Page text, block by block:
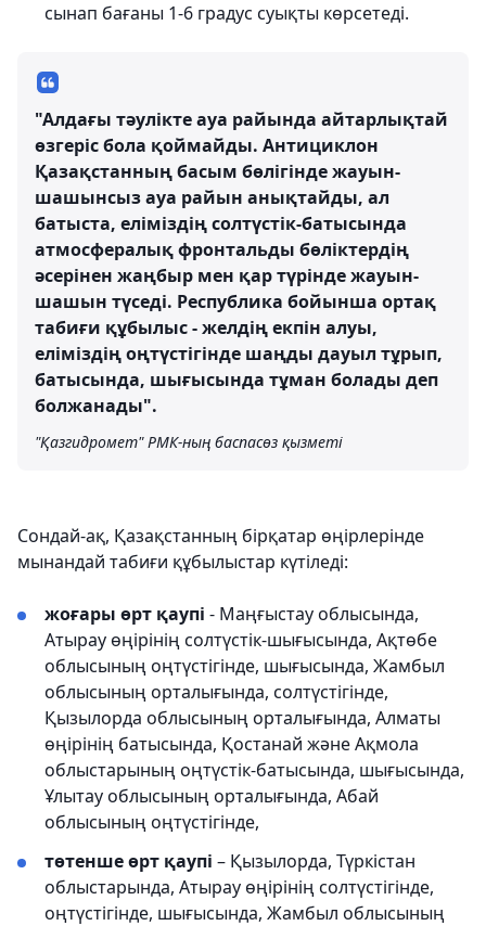
сынап бағаны 1-6 градус суықты көрсетеді.
"Алдағы тәулікте ауа райында айтарлықтай
өзгеріс бола қоймайды. Антициклон
Қазақстанның басым бөлігінде жауын-
шашынсыз ауа райын анықтайды, ал
батыста, еліміздің солтүстік-батысында
атмосфералық фронтальды бөліктердің
әсерінен жаңбыр мен қар түрінде жауын-
шашын түседі. Республика бойынша ортақ
табиғи құбылыс - желдің екпін алуы,
еліміздің оңтүстігінде шаңды дауыл тұрып,
батысында, шығысында тұман болады деп
болжанады".
"Қазгидромет" РМК-ның баспасөз қызметі
Сондай-ақ, Қазақстанның бірқатар өңірлерінде
мынандай табиғи құбылыстар күтіледі:
жоғары өрт қаупі - Маңғыстау облысында,
Атырау өңірінің солтүстік-шығысында, Ақтөбе
облысының оңтүстігінде, шығысында, Жамбыл
облысының орталығында, солтүстігінде,
Қызылорда облысының орталығында, Алматы
өңірінің батысында, Қостанай және Ақмола
облыстарының оңтүстік-батысында, шығысында,
Ұлытау облысының орталығында, Абай
облысының оңтүстігінде,
төтенше өрт қаупі – Қызылорда, Түркістан
облыстарында, Атырау өңірінің солтүстігінде,
оңтүстігінде, шығысында, Жамбыл облысының